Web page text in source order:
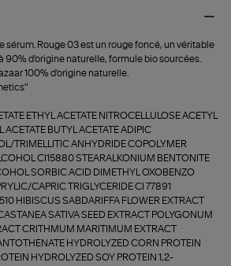
sérum. Rouge 03 est un rouge foncé, un véritable
90% d'origine naturelle, formule bio sourcées.
100% d'origine naturelle.
ETHYL ACETATE NITROCELLULOSE ACETYL
ACETATE BUTYL ACETATE ADIPIC
TRIMELLITIC ANHYDRIDE COPOLYMER
CI15880 STEARALKONIUM BENTONITE
SORBIC ACID DIMETHYL OXOBENZO
CAPRIC TRIGLYCERIDE CI 77891
HIBISCUS SABDARIFFA FLOWER EXTRACT
SATIVA SEED EXTRACT POLYGONUM
CRITHMUM MARITIMUM EXTRACT
HYDROLYZED CORN PROTEIN
HYDROLYZED SOY PROTEIN 1,2-